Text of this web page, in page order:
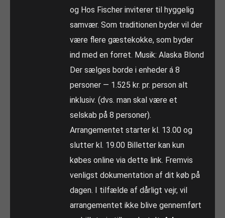
og Hos Fischer inviterer til hyggelig
samvær. Som traditionen byder vil der
være flere gæstekokke, som byder
ind med en forret. Musik: Alaska Blond
Der sælges borde i enheder á 8
personer — 1.525 kr. pr. person alt
inklusiv. (dvs. man skal være et
selskab på 8 personer).
Arrangementet starter kl. 13.00 og
slutter kl. 19.00 Billetter kan kun
købes online via dette link. Fremvis
venligst dokumentation af dit køb på
dagen. I tilfælde af dårligt vejr, vil
arrangementet ikke blive gennemført